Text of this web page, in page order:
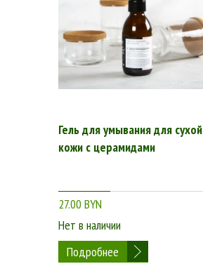
Гель для умывания для сухой
кожи с церамидами
27.00 BYN
Нет в наличии
Подробнее